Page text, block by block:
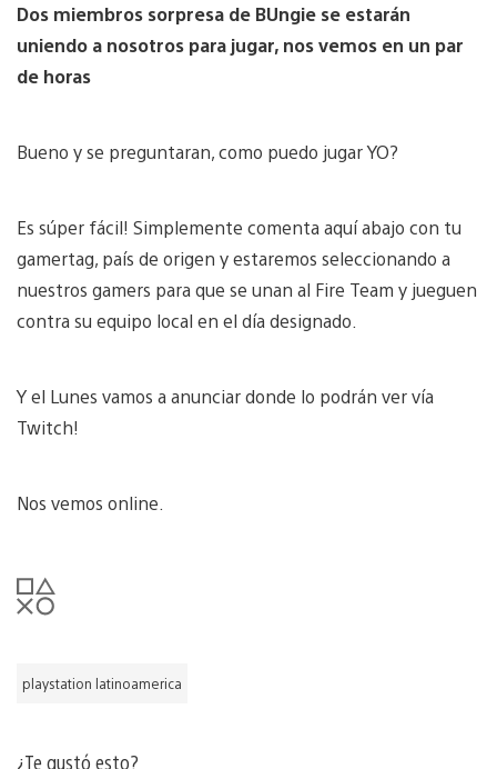
Dos miembros sorpresa de BUngie se estarán
uniendo a nosotros para jugar, nos vemos en un par
de horas
Bueno y se preguntaran, como puedo jugar YO?
Es súper fácil! Simplemente comenta aquí abajo con tu
gamertag, país de origen y estaremos seleccionando a
nuestros gamers para que se unan al Fire Team y jueguen
contra su equipo local en el día designado.
Y el Lunes vamos a anunciar donde lo podrán ver vía
Twitch!
Nos vemos online.
playstation latinoamerica
¿Te gustó esto?